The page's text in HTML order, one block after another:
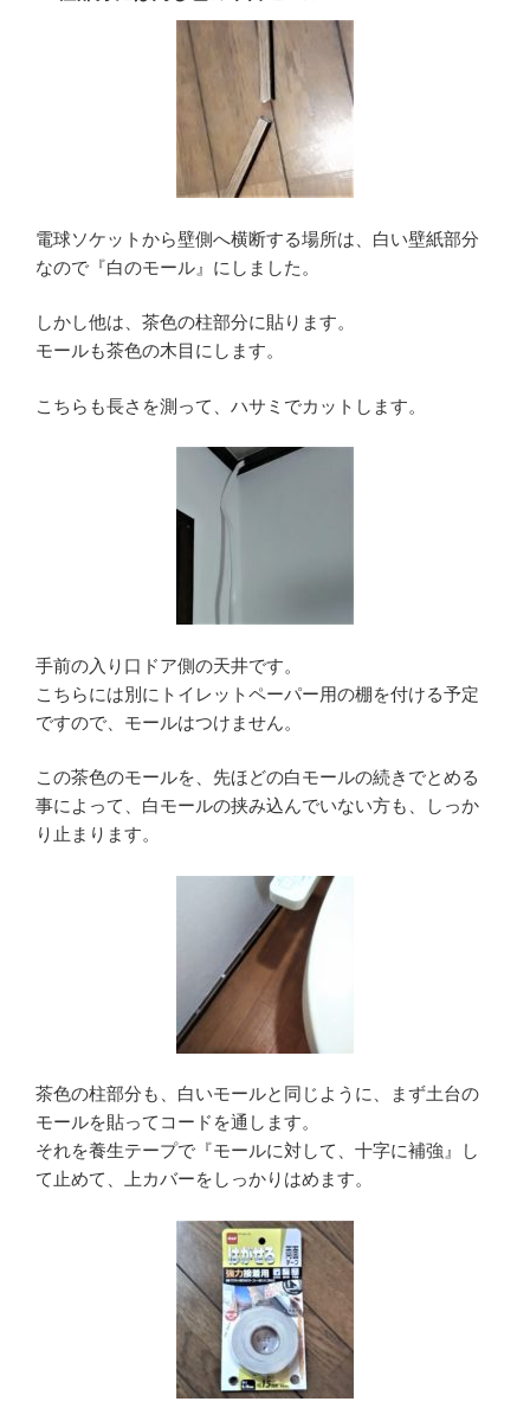
電球ソケットから壁側へ横断する場所は、白い壁紙部分
なので『白のモール』にしました。
しかし他は、茶色の柱部分に貼ります。
モールも茶色の木目にします。
こちらも長さを測って、ハサミでカットします。
手前の入り口ドア側の天井です。
こちらには別にトイレットペーパー用の棚を付ける予定
ですので、モールはつけません。
この茶色のモールを、先ほどの白モールの続きでとめる
事によって、白モールの挟み込んでいない方も、しっか
り止まります。
茶色の柱部分も、白いモールと同じように、まず土台の
モールを貼ってコードを通します。
それを養生テープで『モールに対して、十字に補強』し
て止めて、上カバーをしっかりはめます。